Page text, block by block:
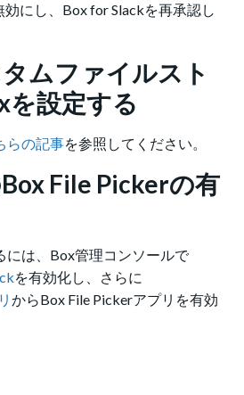
にし、Box for Slackを再承認し
ムファイルスト
を設定する
らの記事を参照してください。
File Pickerの有
には、Box管理コンソールで
を有効化し、さらに
からBox File Pickerアプリを有効